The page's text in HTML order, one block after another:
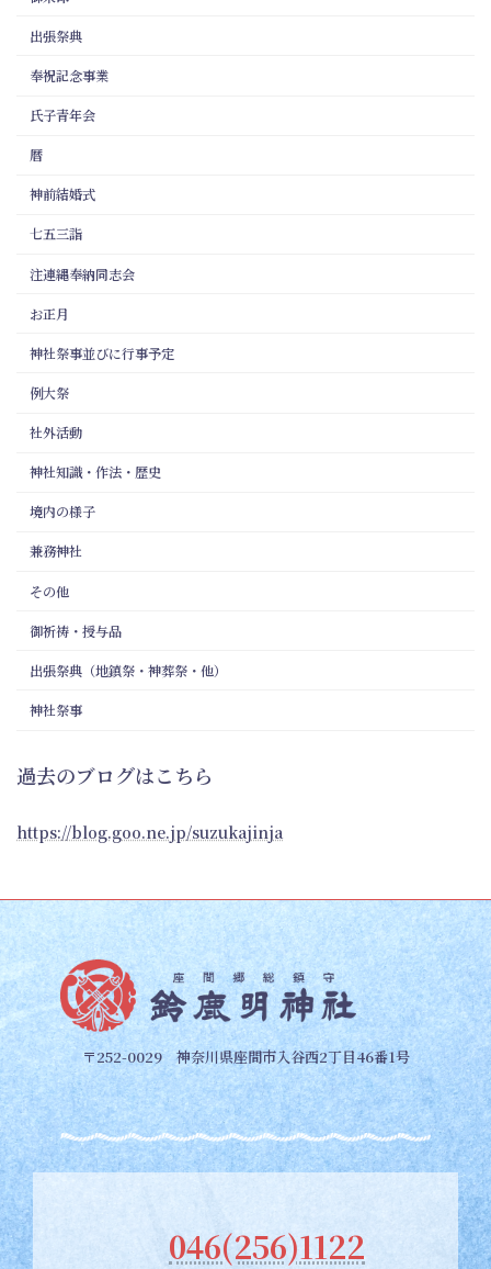
出張祭典
奉祝記念事業
氏子青年会
暦
神前結婚式
七五三詣
注連縄奉納同志会
お正月
神社祭事並びに行事予定
例大祭
社外活動
神社知識・作法・歴史
境内の様子
兼務神社
その他
御祈祷・授与品
出張祭典（地鎮祭・神葬祭・他）
神社祭事
過去のブログはこちら
https://blog.goo.ne.jp/suzukajinja
〒252-0029 神奈川県座間市入谷西2丁目46番1号
046(256)1122